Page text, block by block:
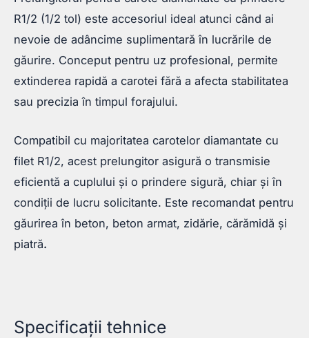
R1/2 (1/2 tol) este accesoriul ideal atunci când ai
nevoie de adâncime suplimentară în lucrările de
găurire. Conceput pentru uz profesional, permite
extinderea rapidă a carotei fără a afecta stabilitatea
sau precizia în timpul forajului.
Compatibil cu majoritatea carotelor diamantate cu
filet R1/2, acest prelungitor asigură o transmisie
eficientă a cuplului și o prindere sigură, chiar și în
condiții de lucru solicitante. Este recomandat pentru
găurirea în beton, beton armat, zidărie, cărămidă și
piatră.
Specificații tehnice